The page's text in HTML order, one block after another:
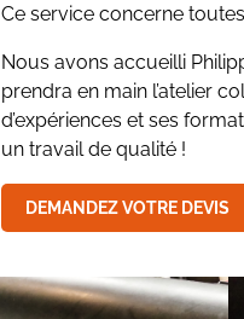
Ce service concerne
Nous avons accueilli
prendra en main l’atelier
d’expériences et ses
un travail de qualité !
DEMANDEZ VOTRE DEVIS